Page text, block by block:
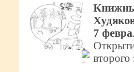
7
второго